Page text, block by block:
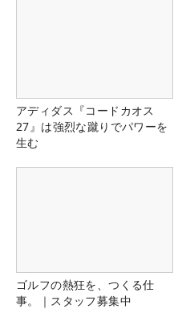
アディダス『コードカオス
27』は強烈な蹴りでパワーを
生む
ゴルフの熱狂を、つくる仕
事。｜スタッフ募集中